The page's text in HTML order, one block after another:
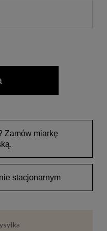
Zamów miarkę
stacjonarnym